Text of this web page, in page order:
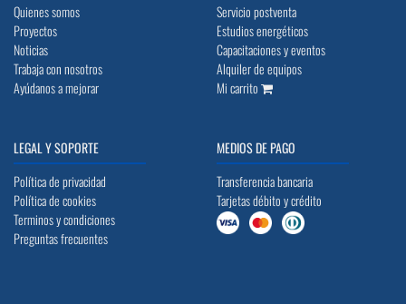
Quienes somos
Proyectos
Noticias
Trabaja con nosotros
Ayúdanos a mejorar
Servicio postventa
Estudios energéticos
Capacitaciones y eventos
Alquiler de equipos
Mi carrito
LEGAL Y SOPORTE
Política de privacidad
Política de cookies
Terminos y condiciones
Preguntas frecuentes
MEDIOS DE PAGO
Transferencia bancaria
Tarjetas débito y crédito